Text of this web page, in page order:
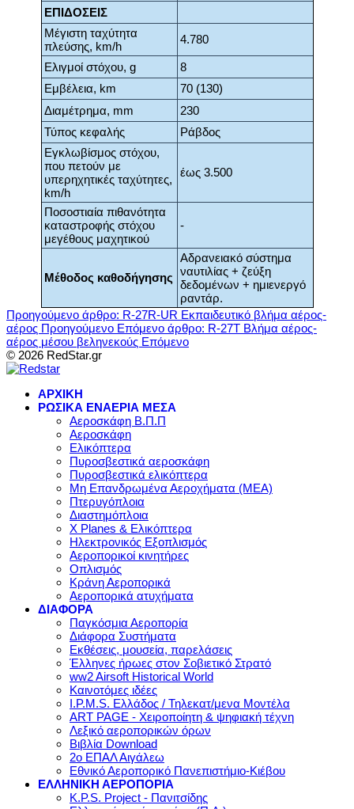
ΕΠΙΔΟΣΕΙΣ
Μέγιστη ταχύτητα
πλεύσης, km/h
4.780
Ελιγμοί στόχου, g
8
Εμβέλεια, km
70 (130)
Διαμέτρημα, mm
230
Τύπος κεφαλής
Ράβδος
Eγκλωβίσμος στόχου,
που πετούν με
υπερηχητικές ταχύτητες,
km/h
έως 3.500
Ποσοστιαία πιθανότητα
καταστροφής στόχου
μεγέθους μαχητικού
-
Μέθοδος καθοδήγησης
Αδρανειακό σύστημα
ναυτιλίας + ζεύξη
δεδομένων + ημιενεργό
ραντάρ.
Προηγούμενο άρθρο: R-27R-UR Εκπαιδευτικό βλήμα αέρος-
αέρος Προηγούμενο Επόμενο άρθρο: R-27T Βλήμα αέρος-
αέρος μέσου βεληνεκούς Επόμενο
© 2026 RedStar.gr
ΑΡΧΙΚΗ
ΡΩΣΙΚΑ ΕΝΑΕΡΙΑ ΜΕΣΑ
Αεροσκάφη Β.Π.Π
Αεροσκάφη
Ελικόπτερα
Πυροσβεστικά αεροσκάφη
Πυροσβεστικά ελικόπτερα
Μη Επανδρωμένα Αεροχήματα (ΜΕΑ)
Πτερυγόπλοια
Διαστημόπλοια
X Planes & Ελικόπτερα
Ηλεκτρονικός Εξοπλισμός
Αεροπορικοί κινητήρες
Οπλισμός
Κράνη Αεροπορικά
Αεροπορικά ατυχήματα
ΔΙΑΦΟΡΑ
Παγκόσμια Αεροπορία
Διάφορα Συστήματα
Εκθέσεις, μουσεία, παρελάσεις
Έλληνες ήρωες στον Σοβιετικό Στρατό
ww2 Airsoft Historical World
Καινοτόμες ιδέες
I.P.M.S. Ελλάδος / Τηλεκατ/μενα Μοντέλα
ART PAGE - Χειροποίητη & ψηφιακή τέχνη
Λεξικό αεροπορικών όρων
Βιβλία Download
2ο ΕΠΑΛ Αιγάλεω
Εθνικό Αεροπορικό Πανεπιστήμιο-Κιέβου
ΕΛΛΗΝΙΚΗ ΑΕΡΟΠΟΡΙΑ
K.P.S. Project - Πανιτσίδης